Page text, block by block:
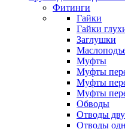
Фитинги
Гайки
Гайки
Заглушки
Муфты
Муфты
Муфты
Муфты
Обводы
Отводы
Отводы